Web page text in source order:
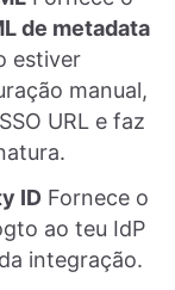
de metadata
estiver
manual,
URL e faz
ID Fornece o
ao teu IdP
integração.